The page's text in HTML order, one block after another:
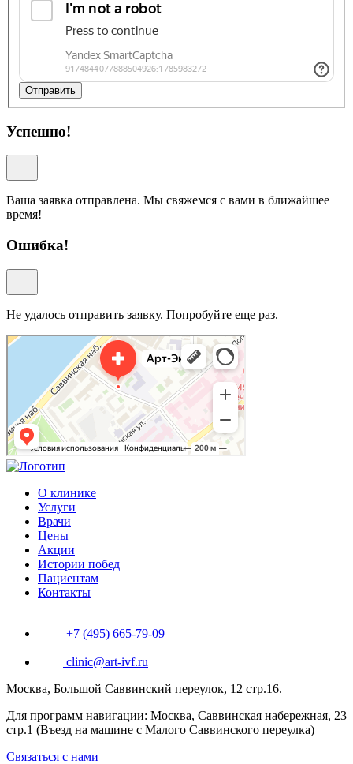
Отправить
Успешно!
Ваша заявка отправлена. Мы свяжемся с вами в ближайшее
время!
Ошибка!
Не удалось отправить заявку. Попробуйте еще раз.
Арт-Эко
Медцентр, клиника в Москве
Гинекологическая клиника в Москве
О клинике
Услуги
Врачи
Цены
Акции
Истории побед
Пациентам
Контакты
+7 (495) 665-79-09
clinic@art-ivf.ru
Москва, Большой Саввинский переулок, 12 стр.16.
Для программ навигации: Москва, Саввинская набережная, 23
стр.1 (Въезд на машине с Малого Саввинского переулка)
Связаться с нами